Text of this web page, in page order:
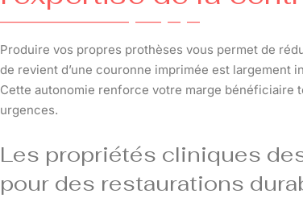
Produire vos propres prothèses vous permet de
de revient d’une couronne imprimée est largement
Cette autonomie renforce votre marge bénéficiaire
urgences.
Les propriétés cliniques
pour des restaurations